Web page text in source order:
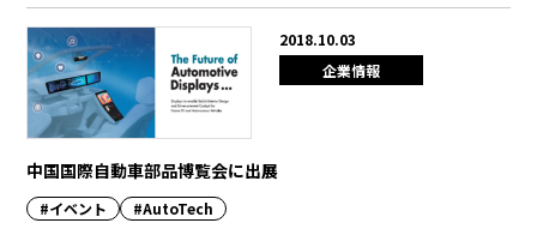
2018.10.03
企業情報
中国国際自動車部品博覧会に出展
#イベント #AutoTech